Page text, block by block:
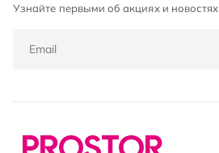
Узнайте первыми об акциях и новостях